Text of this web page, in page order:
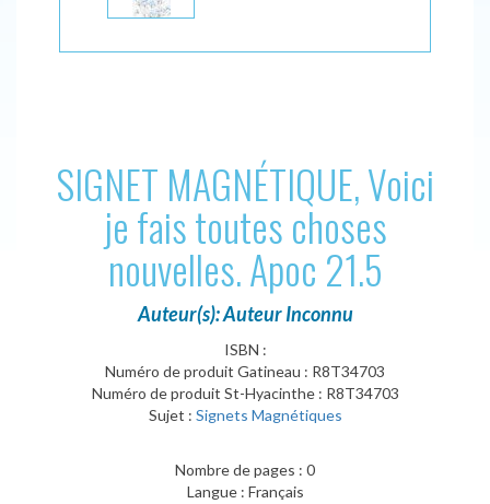
SIGNET MAGNÉTIQUE, Voici
je fais toutes choses
nouvelles. Apoc 21.5
Auteur(s): Auteur Inconnu
ISBN :
Numéro de produit Gatineau : R8T34703
Numéro de produit St-Hyacinthe : R8T34703
Sujet : Signets Magnétiques
Nombre de pages : 0
Langue : Français